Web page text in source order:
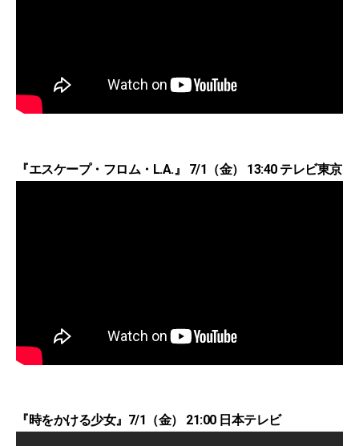
『エスケープ・フロム・L.A.』 7/1（金） 13:40 テレビ東京
『時をかける少女』7/1（金） 21:00 日本テレビ